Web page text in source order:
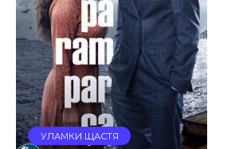
УЛАМКИ ЩАСТЯ